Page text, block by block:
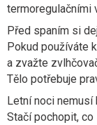
termoregulačními
Před spaním si
Pokud používáte
a zvažte
Tělo potřebuje
Letní noci nemusí
Stačí pochopit,